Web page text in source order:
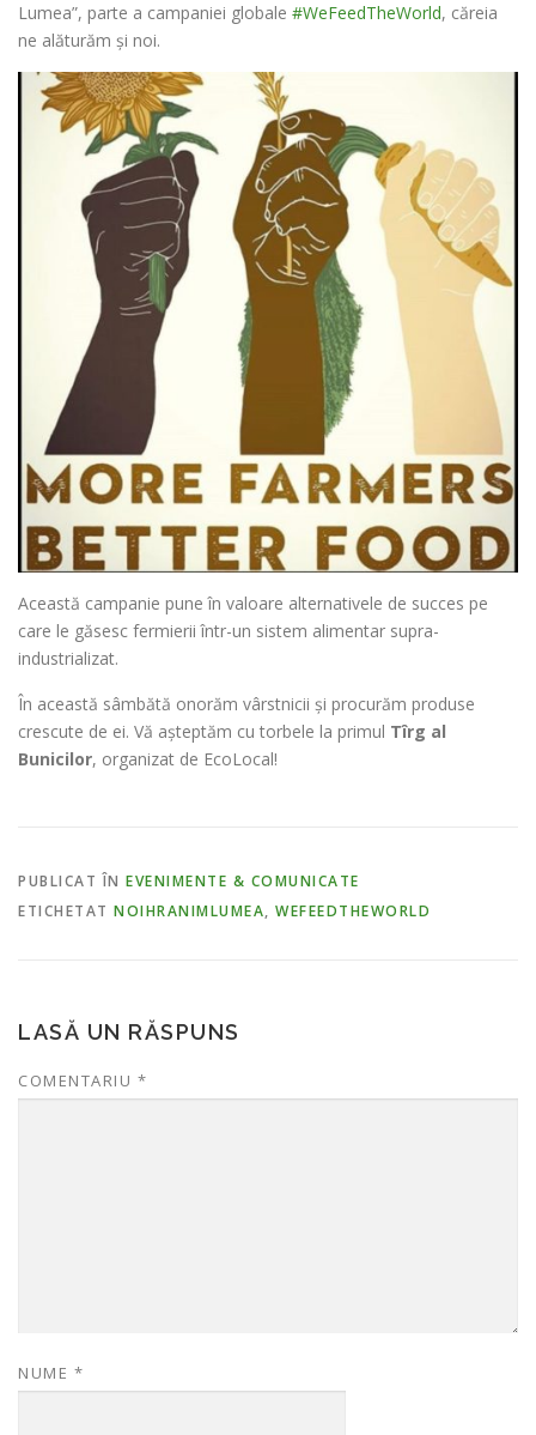
Lumea”, parte a campaniei globale #WeFeedTheWorld, căreia
ne alăturăm și noi.
Această campanie pune în valoare alternativele de succes pe
care le găsesc fermierii într-un sistem alimentar supra-
industrializat.
În această sâmbătă onorăm vârstnicii și procurăm produse
crescute de ei. Vă așteptăm cu torbele la primul Tîrg al
Bunicilor, organizat de EcoLocal!
PUBLICAT ÎN EVENIMENTE & COMUNICATE
ETICHETAT NOIHRANIMLUMEA, WEFEEDTHEWORLD
LASĂ UN RĂSPUNS
COMENTARIU *
NUME *